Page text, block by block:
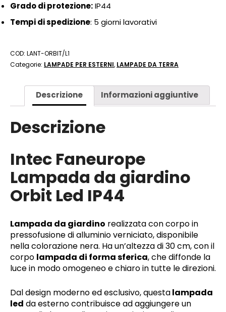
Grado di protezione:IP44
Tempi di spedizione: 5 giorni lavorativi
COD: LANT-ORBIT/L1
Categorie: LAMPADE PER ESTERNI, LAMPADE DA TERRA
Descrizione Informazioni aggiuntive
Descrizione
Intec Faneurope
Lampada da giardino
Orbit Led IP44
Lampada da giardino realizzata con corpo in
pressofusione di alluminio verniciato, disponibile
nella colorazione nera. Ha un’altezza di 30 cm, con il
corpo lampada di forma sferica, che diffonde la
luce in modo omogeneo e chiaro in tutte le direzioni.
Dal design moderno ed esclusivo, questalampada
led da esterno contribuisce ad aggiungere un